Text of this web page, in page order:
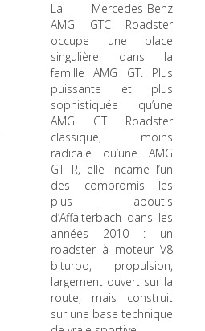
La Mercedes-Benz
AMG GTC Roadster
occupe une place
singulière dans la
famille AMG GT. Plus
puissante et plus
sophistiquée qu’une
AMG GT Roadster
classique, moins
radicale qu’une AMG
GT R, elle incarne l’un
des compromis les
plus aboutis
d’Affalterbach dans les
années 2010 : un
roadster à moteur V8
biturbo, propulsion,
largement ouvert sur la
route, mais construit
sur une base technique